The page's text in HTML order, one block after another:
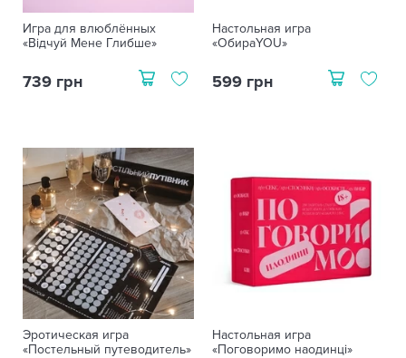
Игра для влюблённых
«Відчуй Мене Глибше»
739 грн
Настольная игра
«ОбираYOU»
599 грн
Эротическая игра
«Постельный путеводитель»
Настольная игра
«Поговоримо наодинці»